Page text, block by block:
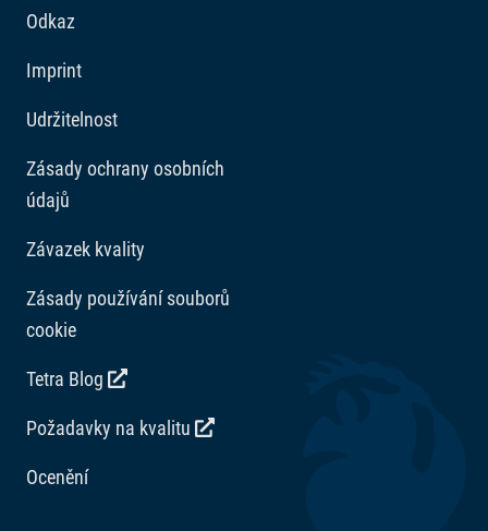
Odkaz
Imprint
Udržitelnost
Zásady ochrany osobních
údajů
Závazek kvality
Zásady používání souborů
cookie
Tetra Blog
Požadavky na kvalitu
Ocenění